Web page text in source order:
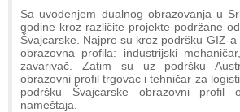
Sa uvođenjem dualnog obrazovanja u
godine kroz različite projekte podržane
Švajcarske. Najpre su kroz podršku GIZ-
obrazovna profila: industrijski
zavarivač. Zatim su uz podršku
obrazovni profil trgovac i tehničar za
podršku Švajcarske obrazovni profil
nameštaja.